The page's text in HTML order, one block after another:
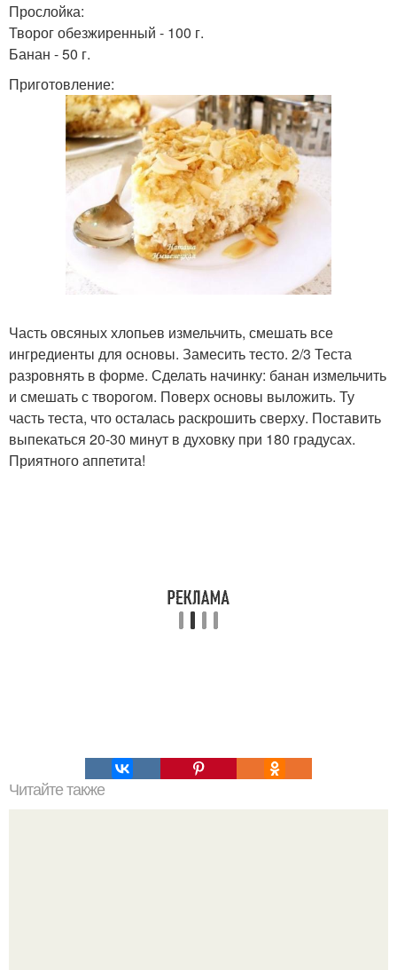
Прослойка:
Творог обезжиренный - 100 г.
Банан - 50 г.
Приготовление:
Часть овсяных хлопьев измельчить, смешать все
ингредиенты для основы. Замесить тесто. 2/3 Теста
разровнять в форме. Сделать начинку: банан измельчить
и смешать с творогом. Поверх основы выложить. Ту
часть теста, что осталась раскрошить сверху. Поставить
выпекаться 20-30 минут в духовку при 180 градусах.
Приятного аппетита!
Читайте также